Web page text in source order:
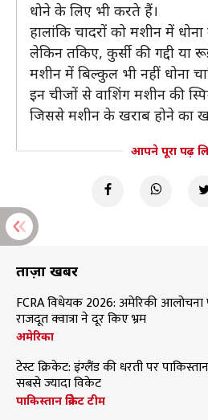
धोने के लिए भी करते हैं।
हालांकि चादरों को मशीन में
लेकिन तकिए, कुर्सी की गद्दी या
मशीन में बिल्कुल भी नहीं धोना
इन चीजों से वाशिंग मशीन की
जिससे मशीन के खराब होने का
आपने पूरा पढ़
ताज़ा खबरें
FCRA विधेयक 2026: अमेरिकी आलोचना
राजदूत क्वात्रा ने दूर किए भ्रम
अमेरिका
टेस्ट क्रिकेट: इंग्लैंड की धरती पर
सबसे ज्यादा विकेट
पाकिस्तान क्रिकेट टीम